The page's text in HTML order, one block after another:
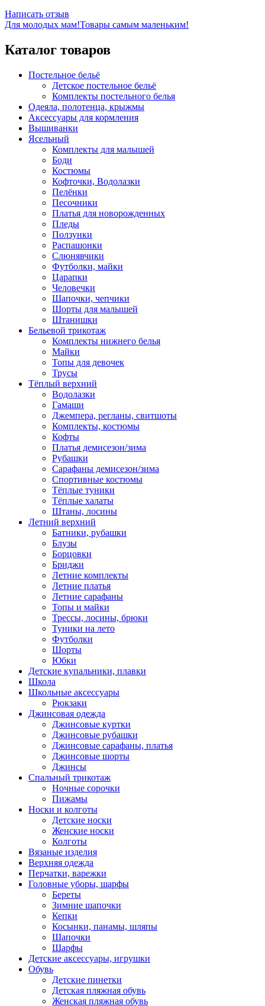
Написать отзыв
Для молодых мам!Товары самым маленьким!
Каталог товаров
Постельное бельё
Детское постельное бельё
Комплекты постельного белья
Одеяла, полотенца, крыжмы
Аксессуары для кормления
Вышиванки
Ясельный
Комплекты для малышей
Боди
Костюмы
Кофточки, Водолазки
Пелёнки
Песочники
Платья для новорожденных
Пледы
Ползунки
Распашонки
Слюнявчики
Футболки, майки
Царапки
Человечки
Шапочки, чепчики
Шорты для малышей
Штанишки
Бельевой трикотаж
Комплекты нижнего белья
Майки
Топы для девочек
Трусы
Тёплый верхний
Водолазки
Гамаши
Джемпера, регланы, свитшоты
Комплекты, костюмы
Кофты
Платья демисезон/зима
Рубашки
Сарафаны демисезон/зима
Спортивные костюмы
Тёплые туники
Тёплые халаты
Штаны, лосины
Летний верхний
Батники, рубашки
Блузы
Борцовки
Бриджи
Летние комплекты
Летние платья
Летние сарафаны
Топы и майки
Трессы, лосины, брюки
Туники на лето
Футболки
Шорты
Юбки
Детские купальники, плавки
Школа
Школьные аксессуары
Рюкзаки
Джинсовая одежда
Джинсовые куртки
Джинсовые рубашки
Джинсовые сарафаны, платья
Джинсовые шорты
Джинсы
Спальный трикотаж
Ночные сорочки
Пижамы
Носки и колготы
Детские носки
Женские носки
Колготы
Вязаные изделия
Верхняя одежда
Перчатки, варежки
Головные уборы, шарфы
Береты
Зимние шапочки
Кепки
Косынки, панамы, шляпы
Шапочки
Шарфы
Детские аксессуары, игрушки
Обувь
Детские пинетки
Детская пляжная обувь
Женская пляжная обувь